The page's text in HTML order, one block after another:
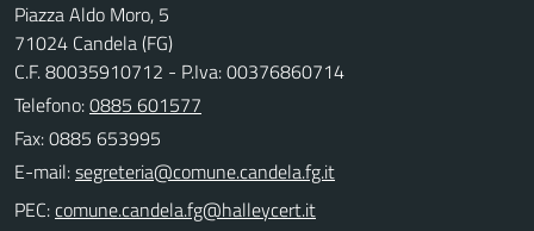
Piazza Aldo Moro, 5
71024 Candela (FG)
C.F. 80035910712 - P.Iva: 00376860714
Telefono:0885 601577
Fax: 0885 653995
E-mail:
PEC: